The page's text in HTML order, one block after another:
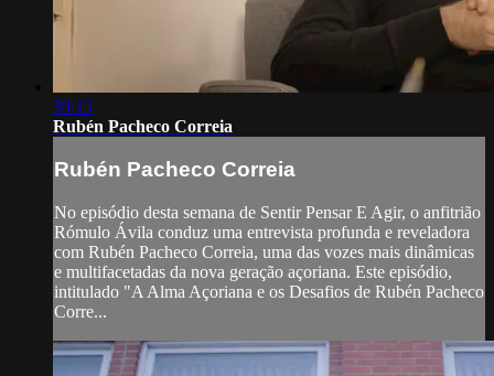
39:15
Rubén Pacheco Correia
Rubén Pacheco Correia
No episódio desta semana de Sentir Pensar E Agir, o anfitrião
Rómulo Ávila conduz uma entrevista profunda e reveladora
com Rubén Pacheco Correia, uma das vozes mais dinâmicas
e multifacetadas da nova geração açoriana. Este episódio,
intitulado "A Alma Açoriana e os Desafios de Rubén Pacheco
Corre...